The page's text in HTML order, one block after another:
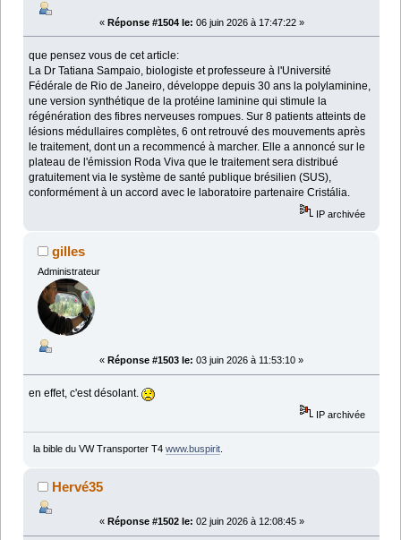
« Réponse #1504 le: 06 juin 2026 à 17:47:22 »
que pensez vous de cet article:
La Dr Tatiana Sampaio, biologiste et professeure à l'Université
Fédérale de Rio de Janeiro, développe depuis 30 ans la polylaminine,
une version synthétique de la protéine laminine qui stimule la
régénération des fibres nerveuses rompues. Sur 8 patients atteints de
lésions médullaires complètes, 6 ont retrouvé des mouvements après
le traitement, dont un a recommencé à marcher. Elle a annoncé sur le
plateau de l'émission Roda Viva que le traitement sera distribué
gratuitement via le système de santé publique brésilien (SUS),
conformément à un accord avec le laboratoire partenaire Cristália.
IP archivée
gilles
Administrateur
« Réponse #1503 le: 03 juin 2026 à 11:53:10 »
en effet, c'est désolant.
IP archivée
la bible du VW Transporter T4 www.buspirit.
Hervé35
« Réponse #1502 le: 02 juin 2026 à 12:08:45 »